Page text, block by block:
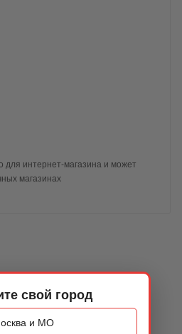
свой город
и МО
для интернет-магазина и может
магазинах